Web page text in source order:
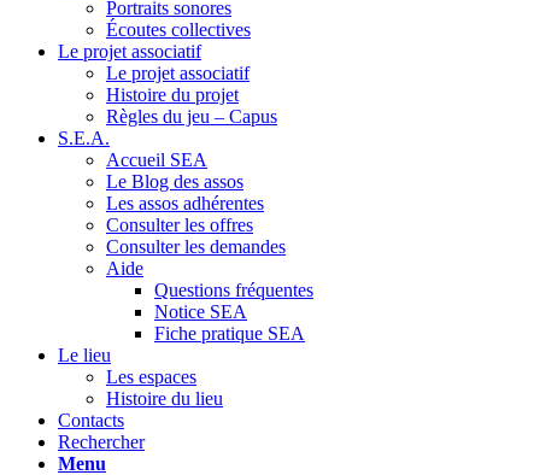
Portraits sonores
Écoutes collectives
Le projet associatif
Le projet associatif
Histoire du projet
Règles du jeu – Capus
S.E.A.
Accueil SEA
Le Blog des assos
Les assos adhérentes
Consulter les offres
Consulter les demandes
Aide
Questions fréquentes
Notice SEA
Fiche pratique SEA
Le lieu
Les espaces
Histoire du lieu
Contacts
Rechercher
Menu